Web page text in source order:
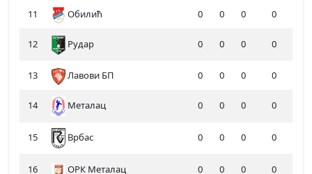
11 Обилић 0 0 0 0
12 Рудар 0 0 0 0
13 Лавови БП 0 0 0 0
14 Металац 0 0 0 0
15 Врбас 0 0 0 0
16 ОРК Металац 0 0 0 0